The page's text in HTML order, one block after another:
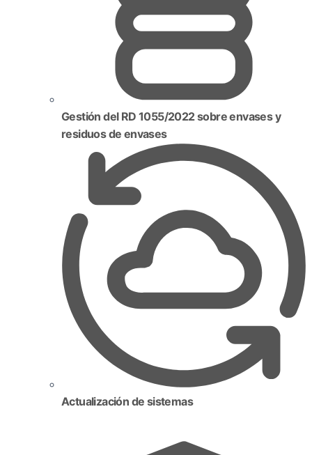
Gestión del RD 1055/2022 sobre envases y
residuos de envases
Actualización de sistemas